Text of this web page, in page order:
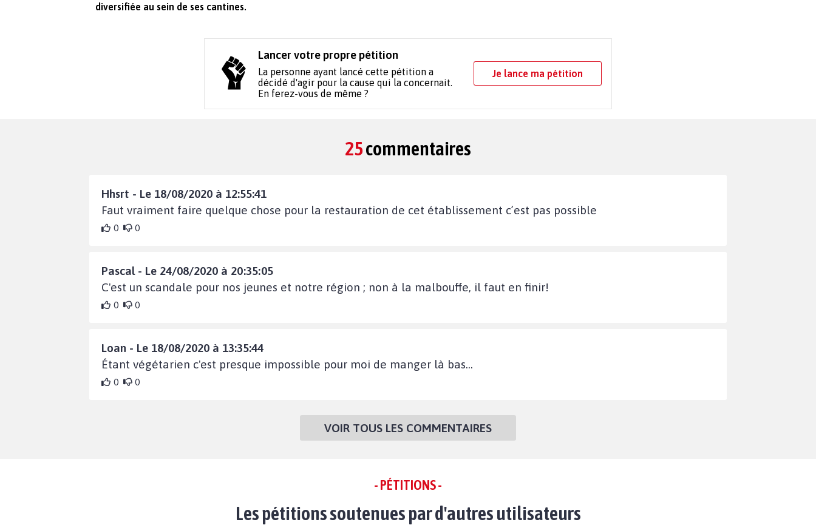
diversifiée au sein de ses cantines.
Lancer votre propre pétition
La personne ayant lancé cette pétition a
décidé d'agir pour la cause qui la concernait.
En ferez-vous de même ?
Je lance ma pétition
25commentaires
Hhsrt - Le 18/08/2020 à 12:55:41
Faut vraiment faire quelque chose pour la restauration de cet établissement c’est pas possible
0 0
Pascal - Le 24/08/2020 à 20:35:05
C'est un scandale pour nos jeunes et notre région ; non à la malbouffe, il faut en finir!
0 0
Loan - Le 18/08/2020 à 13:35:44
Étant végétarien c'est presque impossible pour moi de manger là bas...
0 0
VOIR TOUS LES COMMENTAIRES
- PÉTITIONS -
Les pétitions soutenues par d'autres utilisateurs